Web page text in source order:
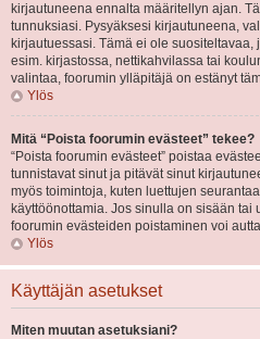
kirjautuneena ennalta määritellyn ajan.
tunnuksiasi. Pysyäksesi kirjautuneena,
kirjautuessasi. Tämä ei ole
esim. kirjastossa, nettikahvilassa tai
valintaa, foorumin ylläpitäjä on estänyt
Ylös
Mitä “Poista foorumin evästeet” tekee?
“Poista foorumin evästeet” poistaa
tunnistavat sinut ja pitävät sinut
myös toimintoja, kuten luettujen
käyttöönottamia. Jos sinulla on sisään
foorumin evästeiden poistaminen voi
Ylös
Käyttäjän asetukset
Miten muutan asetuksiani?